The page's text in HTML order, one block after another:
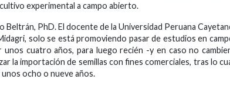
experimental a campo abierto.
Beltrán, PhD. El docente de la Universidad Peruana
solo se está promoviendo pasar de estudios en
cuatro años, para luego recién -y en caso no
la importación de semillas con fines comerciales, tras lo
ocho o nueve años.